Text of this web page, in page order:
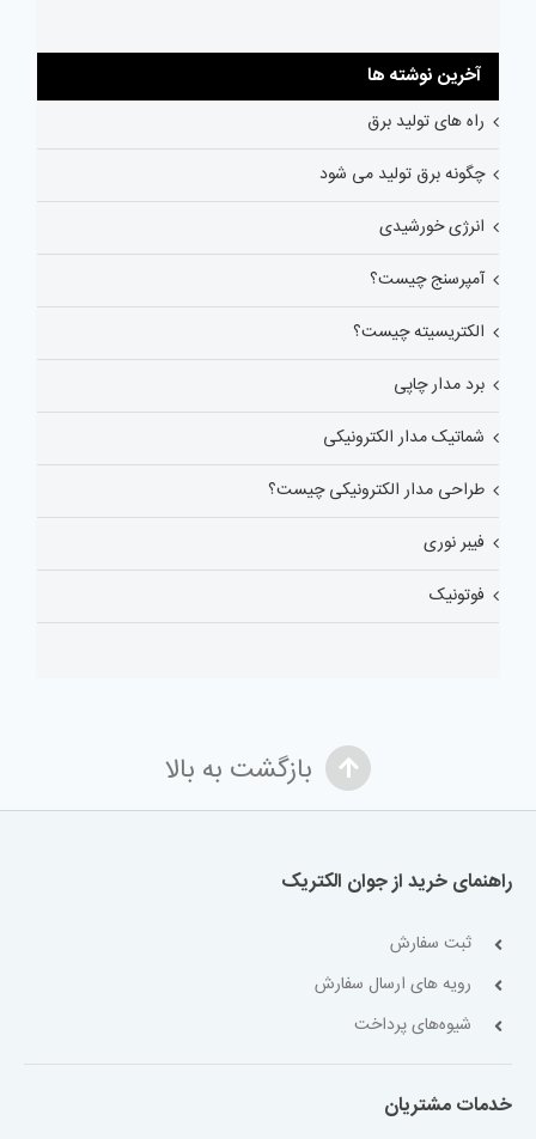
آخرین نوشته ها
راه های تولید برق
چگونه برق تولید می شود
انرژی خورشیدی
آمپرسنج چیست؟
الکتریسیته چیست؟
برد مدار چاپی
شماتیک مدار الکترونیکی
طراحی مدار الکترونیکی چیست؟
فیبر نوری
فوتونیک
بازگشت به بالا
راهنمای خرید از جوان الکتریک
ثبت سفارش
رویه های ارسال سفارش
شیوه‌های پرداخت
خدمات مشتریان